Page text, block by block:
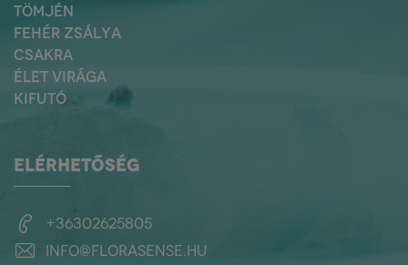
TÖMJÉN
FEHÉR ZSÁLYA
CSAKRA
ÉLET VIRÁGA
KIFUTÓ
ELÉRHETŐSÉG
+36302625805
info@florasense.hu